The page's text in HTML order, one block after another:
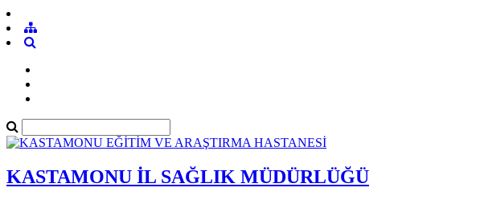
KASTAMONU İL SAĞLIK MÜDÜRLÜĞÜ